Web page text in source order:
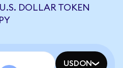
DOLLAR TOKEN
USDON